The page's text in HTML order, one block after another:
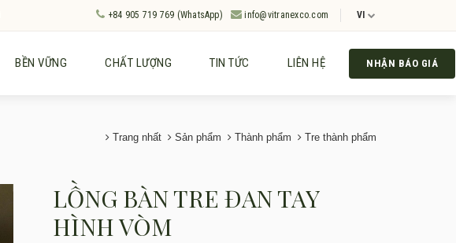
+84 905 719 769 (WhatsApp) info@vitranexco.com VI
BỀN VỮNG CHẤT LƯỢNG TIN TỨC LIÊN HỆ NHẬN BÁO GIÁ
Trang nhất Sản phẩm Thành phẩm Tre thành phẩm
LỒNG BÀN TRE ĐAN TAY
HÌNH VÒM